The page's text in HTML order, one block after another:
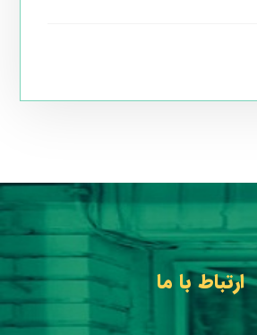
ارتباط با ما